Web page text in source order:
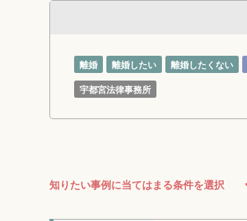
離婚 離婚したい 離婚したくない
宇都宮法律事務所
知りたい事例に当てはまる条件を選択